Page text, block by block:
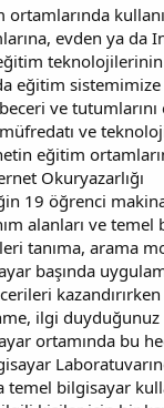
n
t
ü
l
e
m
e
e
t
e
r
ortamlarında
evden ya da
teknolojilerinin
eğitim
ve
ve
eğitim
Okuryazarlığı
19 öğrenci
alanları ve
tanıma, arama
başında
ilgi duyduğunuz
ortamında bu
temel bilgisayar